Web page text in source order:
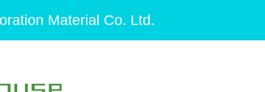
Material Co. Ltd.